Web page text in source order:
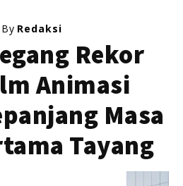
By Redaksi
Rekor
Animasi
Masa
Tayang